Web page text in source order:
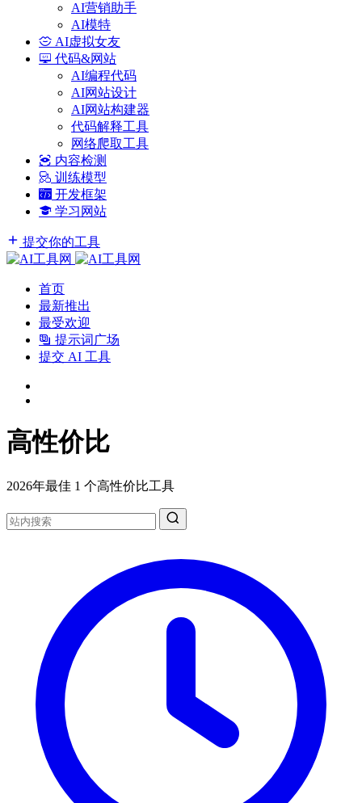
AI营销助手
AI模特
AI虚拟女友
代码&网站
AI编程代码
AI网站设计
AI网站构建器
代码解释工具
网络爬取工具
内容检测
训练模型
开发框架
学习网站
提交你的工具
首页
最新推出
最受欢迎
提示词广场
提交 AI 工具
高性价比
2026年最佳 1 个高性价比工具